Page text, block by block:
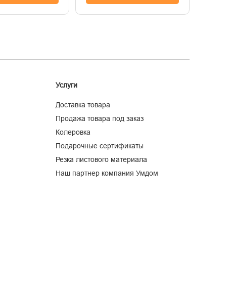
Услуги
Доставка товара
Продажа товара под заказ
Колеровка
Подарочные сертификаты
Резка листового материала
Наш партнер компания Умдом